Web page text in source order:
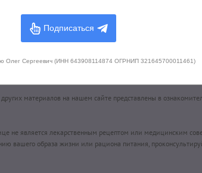
Гончарова (Прем Амрит Каур), Юлианна
с друзьями!
0
материалов на нашем сайте представлены в
не является лекарственным рецептом или медицинским
вашего образа жизни или рациона питания,
Подписаться
Олег Сергеевич (ИНН 643908114874 ОГРНИП 321645700011461)